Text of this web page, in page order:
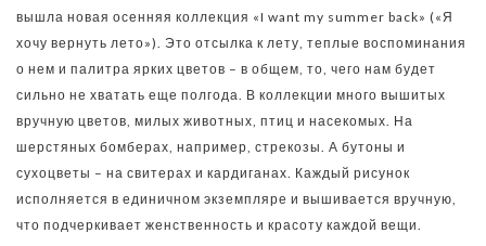
вышла новая осенняя коллекция «I want my summer back» («Я
хочу вернуть лето»). Это отсылка к лету, теплые воспоминания
о нем и палитра ярких цветов – в общем, то, чего нам будет
сильно не хватать еще полгода. В коллекции много вышитых
вручную цветов, милых животных, птиц и насекомых. На
шерстяных бомберах, например, стрекозы. А бутоны и
сухоцветы – на свитерах и кардиганах. Каждый рисунок
исполняется в единичном экземпляре и вышивается вручную,
что подчеркивает женственность и красоту каждой вещи.